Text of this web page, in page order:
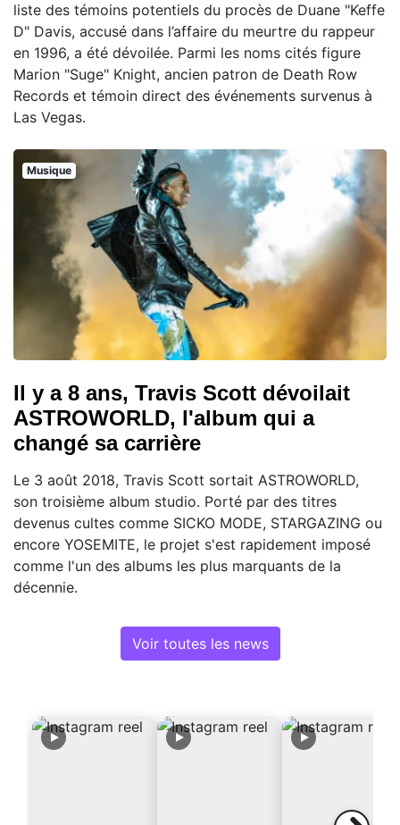
liste des témoins potentiels du procès de Duane "Keffe
D" Davis, accusé dans l’affaire du meurtre du rappeur
en 1996, a été dévoilée. Parmi les noms cités figure
Marion "Suge" Knight, ancien patron de Death Row
Records et témoin direct des événements survenus à
Las Vegas.
Musique
Il y a 8 ans, Travis Scott dévoilait
ASTROWORLD, l'album qui a
changé sa carrière
Le 3 août 2018, Travis Scott sortait ASTROWORLD,
son troisième album studio. Porté par des titres
devenus cultes comme SICKO MODE, STARGAZING ou
encore YOSEMITE, le projet s'est rapidement imposé
comme l'un des albums les plus marquants de la
décennie.
Voir toutes les news